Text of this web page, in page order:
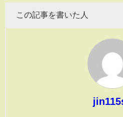
この記事を書いた人